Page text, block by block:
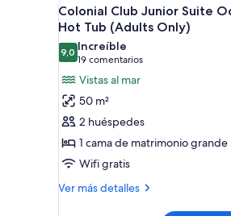
Indoor
Hot
Tub)
todas
las
fotos
de
Colonial
Club
Junior
Suite
Ocean
View
16
Colonial Club Junior Suite
Hot Tub (Adults Only)
9,09,0 de 10
Increíble
19 comentarios
(19 comentarios)
Vistas al mar
50 m²
2 huéspedes
1 cama de matrimonio grande
Wifi gratis
Ver más detalles
Más